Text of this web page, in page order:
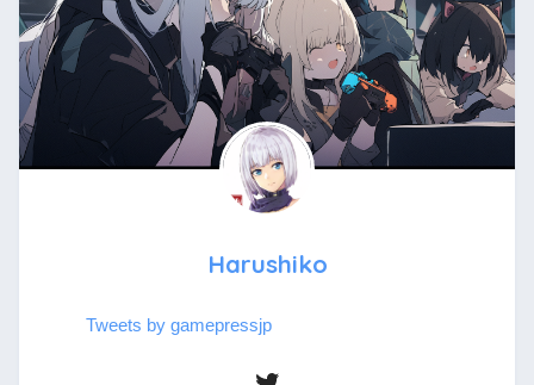
Harushiko
Tweets by gamepressjp